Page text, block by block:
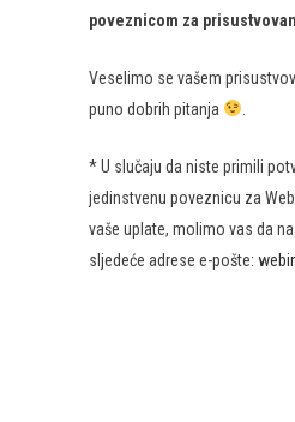
poveznicom za
Veselimo se vašem
puno dobrih pitanja
* U slučaju da niste primili
jedinstvenu poveznicu za
vaše uplate, molimo vas da
sljedeće adrese e-pošte: